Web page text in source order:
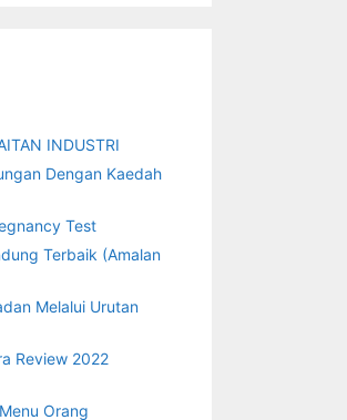
INDUSTRI
Dengan Kaedah
Test
Terbaik (Amalan
Melalui Urutan
Review 2022
Orang